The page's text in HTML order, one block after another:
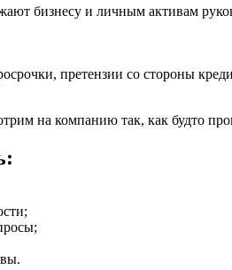
бизнесу и личным активам
претензии со стороны
на компанию так, как будто